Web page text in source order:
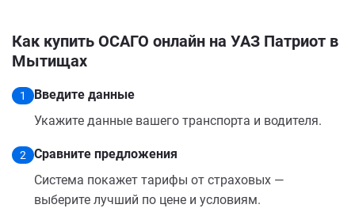
Как купить ОСАГО онлайн на УАЗ Патриот в
Мытищах
1
Введите данные
Укажите данные вашего транспорта и водителя.
2
Сравните предложения
Система покажет тарифы от страховых —
выберите лучший по цене и условиям.